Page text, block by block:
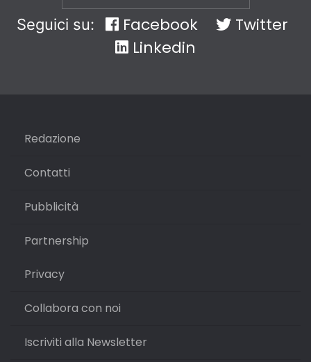
Seguici su: Facebook
Twitter
Linkedin
Redazione
Contatti
Pubblicità
Partnership
Privacy
Collabora con noi
Iscriviti alla Newsletter